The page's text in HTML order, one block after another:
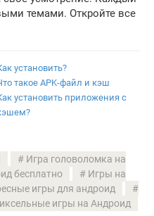
темами. Откройте все
установить?
такое APK-файл и кэш
установить приложения с
Игра головоломка на
бесплатно
Игры на
игры для андроид
игры на Андроид